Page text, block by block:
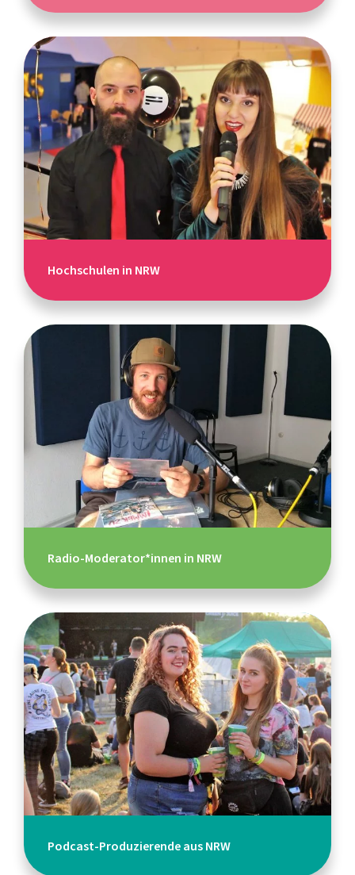
Hochschulen in NRW
Radio-Moderator*innen in NRW
Podcast-Produzierende aus NRW